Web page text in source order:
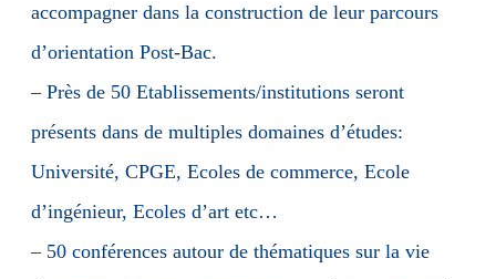
accompagner dans la construction de leur parcours
d’orientation Post-Bac.
– Près de 50 Etablissements/institutions seront
présents dans de multiples domaines d’études:
Université, CPGE, Ecoles de commerce, Ecole
d’ingénieur, Ecoles d’art etc…
– 50 conférences autour de thématiques sur la vie